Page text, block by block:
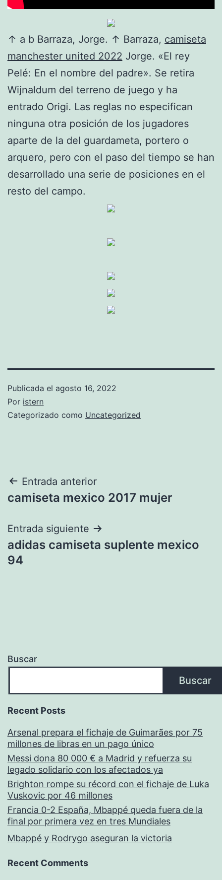
↑ a b Barraza, Jorge. ↑ Barraza, camiseta
manchester united 2022 Jorge. «El rey
Pelé: En el nombre del padre». Se retira
Wijnaldum del terreno de juego y ha
entrado Origi. Las reglas no especifican
ninguna otra posición de los jugadores
aparte de la del guardameta, portero o
arquero, pero con el paso del tiempo se han
desarrollado una serie de posiciones en el
resto del campo.
Publicada el agosto 16, 2022
Por istern
Categorizado como Uncategorized
Navegación
de
entradas
Entrada anterior
camiseta mexico 2017 mujer
Entrada siguiente
adidas camiseta suplente mexico
94
Buscar
Buscar
Recent Posts
Arsenal prepara el fichaje de Guimarães por 75
millones de libras en un pago único
Messi dona 80 000 € a Madrid y refuerza su
legado solidario con los afectados ya
Brighton rompe su récord con el fichaje de Luka
Vuskovic por 46 millones
Francia 0-2 España, Mbappé queda fuera de la
final por primera vez en tres Mundiales
Mbappé y Rodrygo aseguran la victoria
Recent Comments